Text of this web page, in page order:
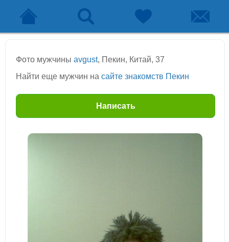
Фото мужчины avgust, Пекин, Китай, 37
Найти еще мужчин на сайте знакомств Пекин
Написать